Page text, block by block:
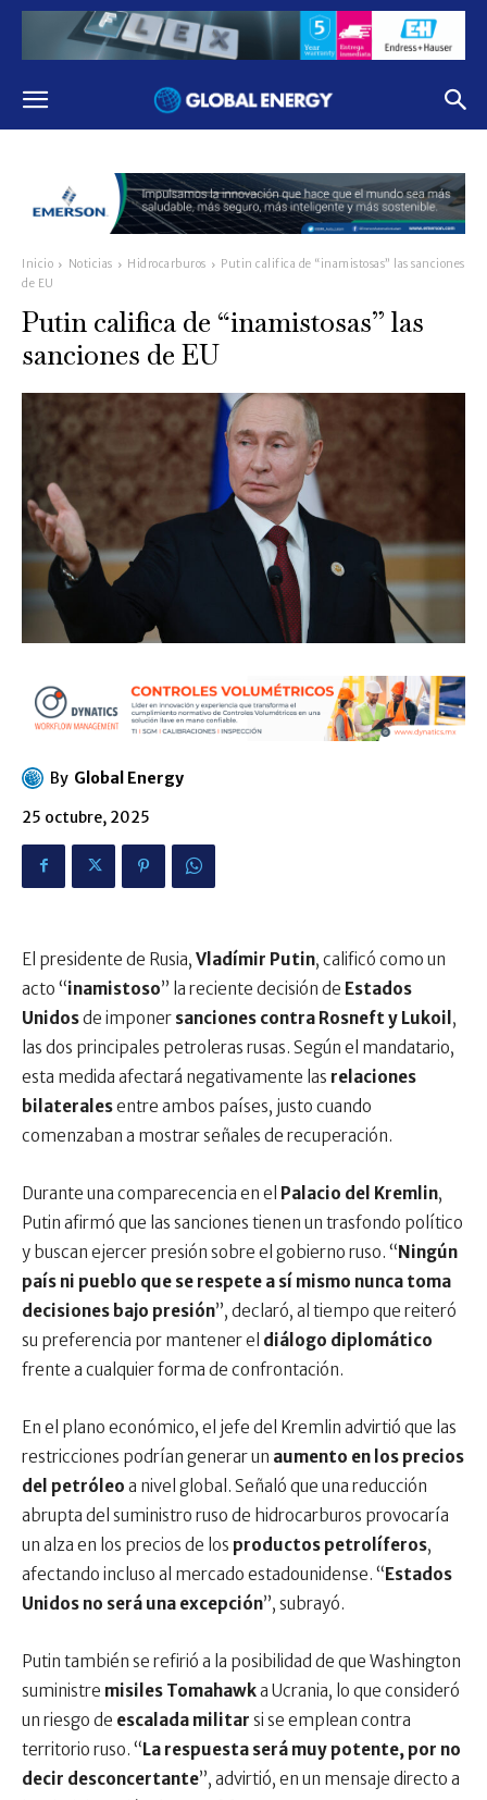
Inicio Noticias Hidrocarburos
Putin califica de “inamistosas” las sanciones
de EU
Putin califica de “inamistosas” las
sanciones de EU
By Global Energy
25 octubre, 2025
El presidente de Rusia, Vladímir Putin, calificó como un
acto “inamistoso” la reciente decisión de Estados
Unidosde imponer sanciones contra Rosneft y Lukoil ,
las dos principales petroleras rusas. Según el mandatario,
esta medida afectará negativamente las relaciones
bilateralesentre ambos países, justo cuando
comenzaban a mostrar señales de recuperación.
Durante una comparecencia en el Palacio del Kremlin,
Putin afirmó que las sanciones tienen un trasfondo político
y buscan ejercer presión sobre el gobierno ruso. “Ningún
país ni pueblo que se respete a sí mismo nunca toma
decisiones bajo presión”, declaró, al tiempo que reiteró
su preferencia por mantener el diálogo diplomático
frente a cualquier forma de confrontación.
En el plano económico, el jefe del Kremlin advirtió que las
restricciones podrían generar un aumento en los precios
del petróleo a nivel global. Señaló que una reducción
abrupta del suministro ruso de hidrocarburos provocaría
un alza en los precios de los productos petrolíferos,
afectando incluso al mercado estadounidense. “Estados
Unidos no será una excepción”, subrayó.
Putin también se refirió a la posibilidad de que Washington
suministre misiles Tomahawka Ucrania, lo que consideró
un riesgo de escalada militar si se emplean contra
territorio ruso. “La respuesta será muy potente, por no
decir desconcertante”, advirtió, en un mensaje directo a